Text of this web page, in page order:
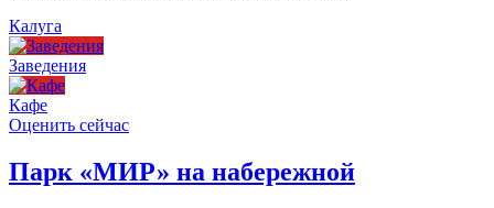
Калуга
Заведения
Кафе
Оценить сейчас
Парк «МИР» на набережной